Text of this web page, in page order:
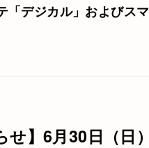
「デジカル」およびス
せ】6月30日（日